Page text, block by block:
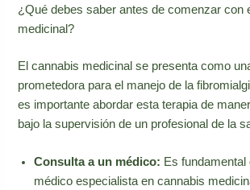
¿Qué debes saber antes de comenzar con
medicinal?
El cannabis medicinal se presenta como
prometedora para el manejo de la
es importante abordar esta terapia de
bajo la supervisión de un profesional de la
Consulta a un médico: Es fundamental
médico especialista en cannabis